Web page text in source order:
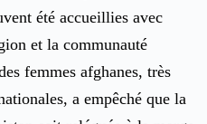
été accueillies avec
et la communauté
femmes afghanes, très
a empêché que la